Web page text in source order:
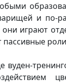
и по-
играют
вуден-